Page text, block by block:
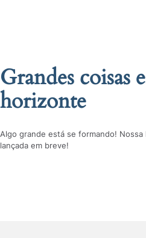
Grandes coisas
horizonte
Algo grande está se formando!
lançada em breve!